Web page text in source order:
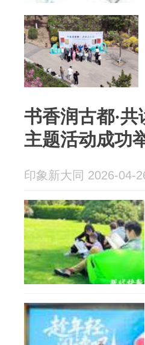
书香润古都·
主题活动成功
印象新大同 2026-04-